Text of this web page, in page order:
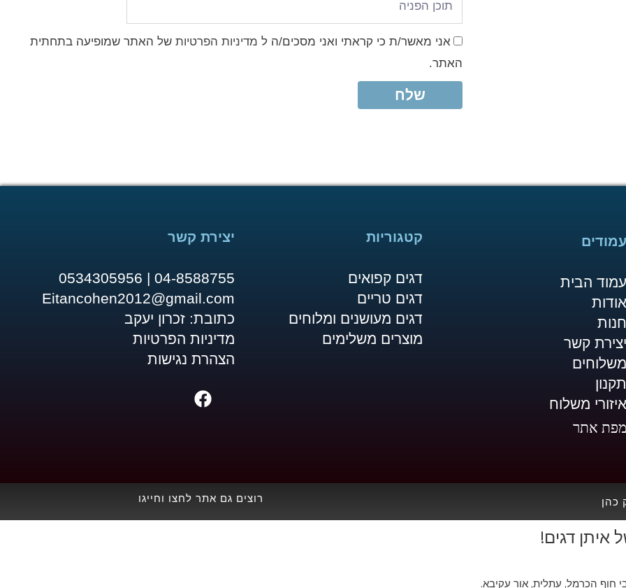
אני מאשר/ת כי קראתי ואני מסכים/ה ל מדיניות הפרטיות של האתר שמופיעה בתחתית
האתר.
שלח
עמודים
עמוד הבית
אודות
חנות
יצירת קשר
משלוחים
תקנון
איזורי משלוח
מפת אתר
קטגוריות
דגים קפואים
דגים טריים
דגים מעושנים ומלוחים
מוצרים משלימים
יצירת קשר
04-8588755 | 0534305956
Eitancohen2012@gmail.com
כתובת: זכרון יעקב
מדיניות הפרטיות
הצהרת נגישות
F
a
o כהן רוצים גם אתר לחצו וחייגו
דגים!
חוף הכרמל, עתלית, אור עקיבא.